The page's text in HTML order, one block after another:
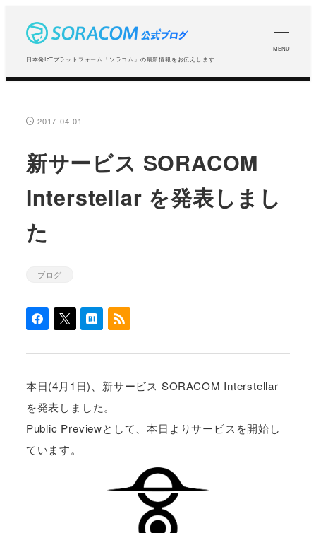
コ
日本発IoTプラットフォーム「ソラコム」の最新情報をお伝えします
MENU
投稿日
2017-04-01
新サービス SORACOM
Interstellar を発表しまし
た
カテゴリー
ブログ
本日(4月1日)、新サービス SORACOM Interstellar
を発表しました。
Public Previewとして、本日よりサービスを開始し
ています。